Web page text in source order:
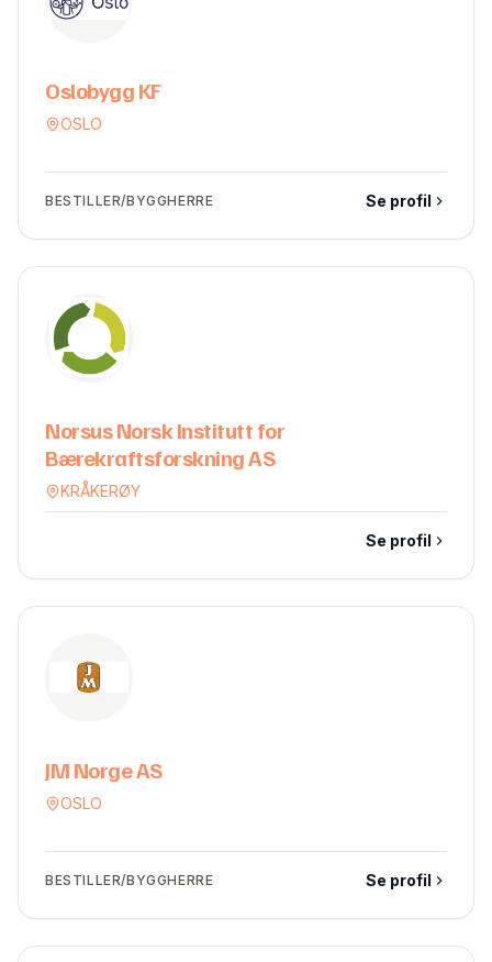
Oslobygg KF
OSLO
BESTILLER/BYGGHERRE Se profil
Norsus Norsk Institutt for
Bærekraftsforskning AS
KRÅKERØY
Se profil
JM Norge AS
OSLO
BESTILLER/BYGGHERRE Se profil